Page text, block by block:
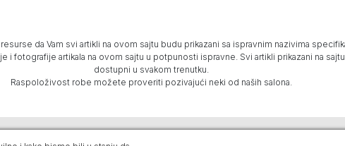
da Vam svi artikli na ovom sajtu budu prikazani sa ispravnim nazivima
i fotografije artikala na ovom sajtu u potpunosti ispravne. Svi artikli prikazani na
dostupni u svakom trenutku.
Raspoloživost robe možete proveriti pozivajući neki od naših salona.